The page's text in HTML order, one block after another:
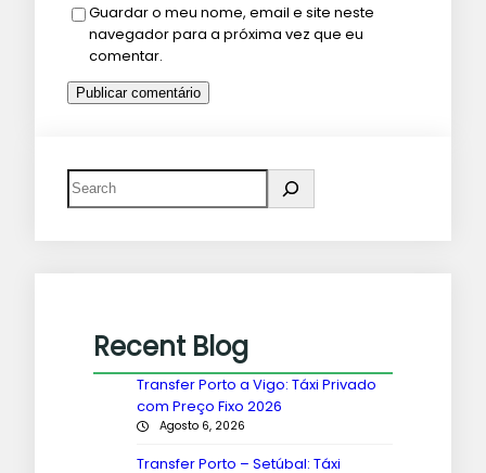
Guardar o meu nome, email e site neste
navegador para a próxima vez que eu
comentar.
Recent Blog
Transfer Porto a Vigo: Táxi Privado
com Preço Fixo 2026
Agosto 6, 2026
Transfer Porto – Setúbal: Táxi